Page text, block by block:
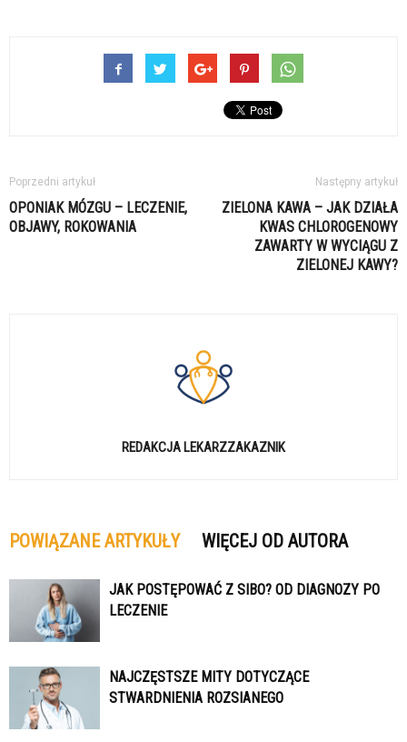
Poprzedni artykuł
OPONIAK MÓZGU – LECZENIE,
OBJAWY, ROKOWANIA
Następny artykuł
ZIELONA KAWA – JAK DZIAŁA
KWAS CHLOROGENOWY
ZAWARTY W WYCIĄGU Z
ZIELONEJ KAWY?
REDAKCJA LEKARZZAKAZNIK
POWIĄZANE ARTYKUŁY WIĘCEJ OD AUTORA
JAK POSTĘPOWAĆ Z SIBO? OD DIAGNOZY PO
LECZENIE
NAJCZĘSTSZE MITY DOTYCZĄCE
STWARDNIENIA ROZSIANEGO